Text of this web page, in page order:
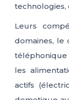
technologies,
Leurs
domaines, le
téléphonique
les
actifs